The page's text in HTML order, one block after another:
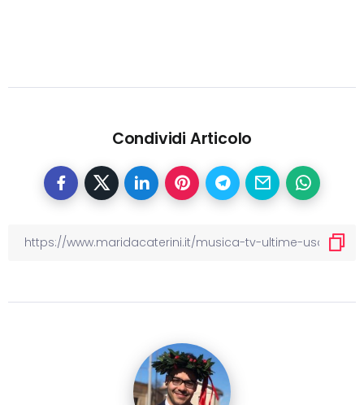
Condividi Articolo